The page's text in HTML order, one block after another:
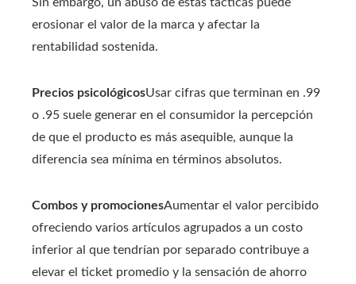
erosionar el valor de la marca y afectar la
rentabilidad sostenida.
Precios psicológicosUsar cifras que terminan en .99
o .95 suele generar en el consumidor la percepción
de que el producto es más asequible, aunque la
diferencia sea mínima en términos absolutos.
Combos y promocionesAumentar el valor percibido
ofreciendo varios artículos agrupados a un costo
inferior al que tendrían por separado contribuye a
elevar el ticket promedio y la sensación de ahorro